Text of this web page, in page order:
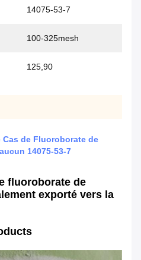
14075-53-7
100-325mesh
125,90
de Fluoroborate de
14075-53-7
fluoroborate de
exporté vers la